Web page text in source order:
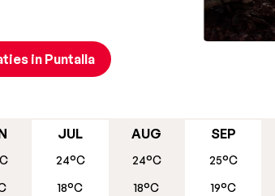
in Puntalla
JUL
24°C
18°C
AUG
24°C
18°C
SEP
25°C
19°C